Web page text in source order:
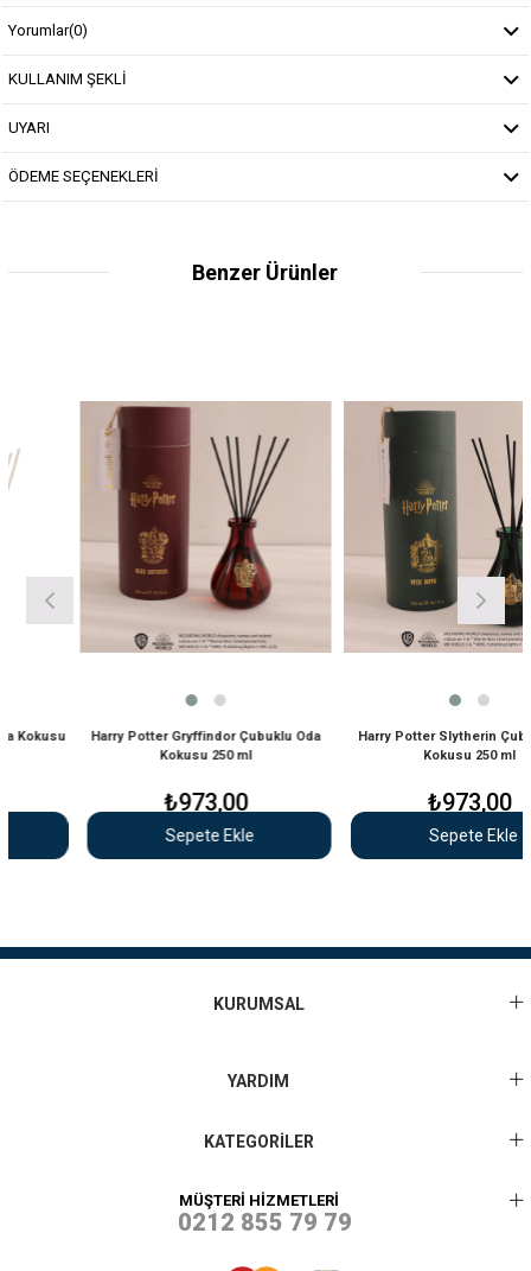
Yorumlar(0)
KULLANIM ŞEKLİ
UYARI
ÖDEME SEÇENEKLERİ
Benzer Ürünler
Harry Potter Gryffindor Çubuklu Oda
Kokusu 250 ml
₺973,00
Sepete Ekle
Harry Potter Slytherin Çubuklu
Kokusu 250 ml
₺973,00
Sepete Ekle
KURUMSAL
YARDIM
KATEGORİLER
MÜŞTERİ HİZMETLERİ
0212 855 79 79